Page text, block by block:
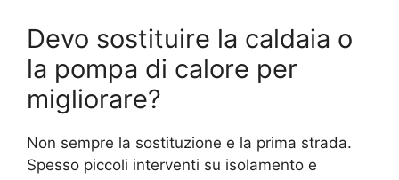
Devo sostituire la caldaia o
la pompa di calore per
migliorare?
Non sempre la sostituzione e la prima strada.
Spesso piccoli interventi su isolamento e